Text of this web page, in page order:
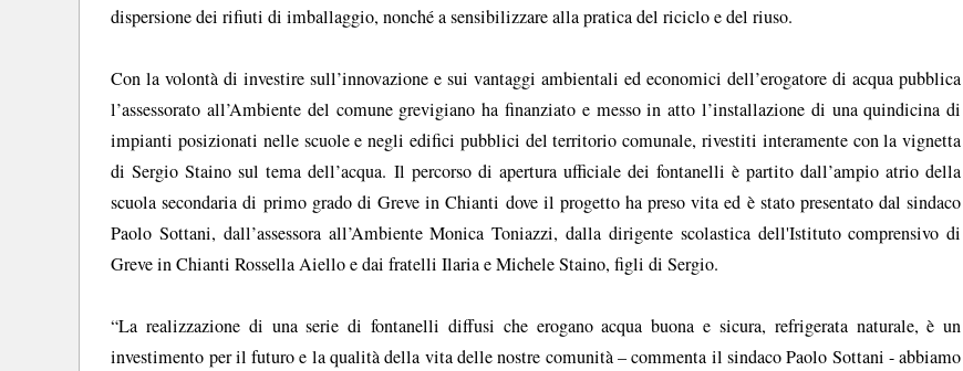
dispersione dei rifiuti di imballaggio, nonché a sensibilizzare alla pratica del riciclo e del riuso.
Con la volontà di investire sull’innovazione e sui vantaggi ambientali ed economici dell’erogatore di acqua pubblica
l’assessorato all’Ambiente del comune grevigiano ha finanziato e messo in atto l’installazione di una quindicina di
impianti posizionati nelle scuole e negli edifici pubblici del territorio comunale, rivestiti interamente con la vignetta
di Sergio Staino sul tema dell’acqua. Il percorso di apertura ufficiale dei fontanelli è partito dall’ampio atrio della
scuola secondaria di primo grado di Greve in Chianti dove il progetto ha preso vita ed è stato presentato dal sindaco
Paolo Sottani, dall’assessora all’Ambiente Monica Toniazzi, dalla dirigente scolastica dell'Istituto comprensivo di
Greve in Chianti Rossella Aiello e dai fratelli Ilaria e Michele Staino, figli di Sergio.
“La realizzazione di una serie di fontanelli diffusi che erogano acqua buona e sicura, refrigerata naturale, è un
investimento per il futuro e la qualità della vita delle nostre comunità – commenta il sindaco Paolo Sottani - abbiamo